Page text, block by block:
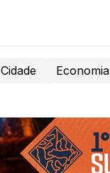
Cidade Economia